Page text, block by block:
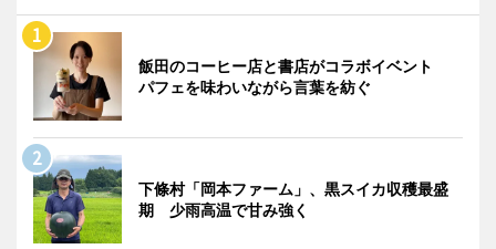
飯田のコーヒー店と書店がコラボイベント
パフェを味わいながら言葉を紡ぐ
下條村「岡本ファーム」、黒スイカ収穫最盛
期 少雨高温で甘み強く